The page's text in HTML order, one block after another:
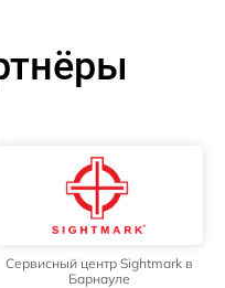
Сервисный центр Sightmark в
Барнауле